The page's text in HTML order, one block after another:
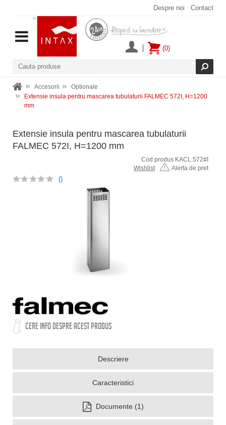
Despre noi Contact
(0)
Accesorii
Optionale
Extensie insula pentru mascarea tubulaturii FALMEC 572I, H=1200
mm
Extensie insula pentru mascarea tubulaturii
FALMEC 572I, H=1200 mm
Cod produs KACL.572#I
Wishlist
Alerta de pret
()
CERE INFO DESPRE ACEST PRODUS
Descriere
Caracteristici
Documente (1)